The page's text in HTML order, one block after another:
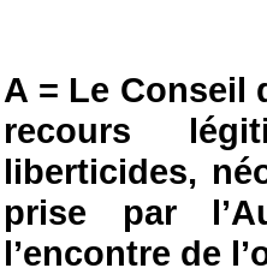
A = Le Conseil
recours
liberticides,
prise par
l’encontre de